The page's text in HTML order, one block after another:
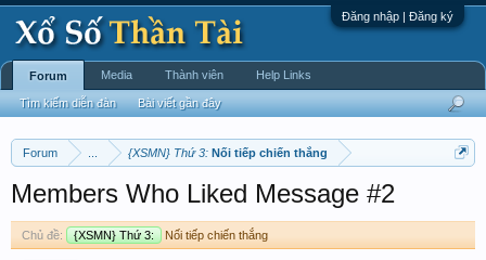
Đăng nhập | Đăng ký
Forum {XSMN} Thứ 3: Nối tiếp chiến thắng
Members Who Liked Message #2
Chủ đề: {XSMN} Thứ 3: Nối tiếp chiến thắng
Forum
Tìm kiếm diễn đàn Bài viết gần đây
Media Thành viên Help Links